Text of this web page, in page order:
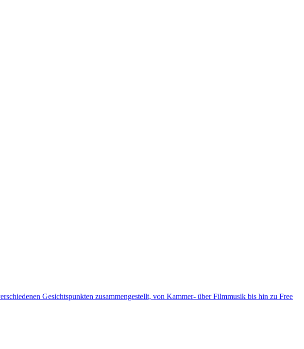
Gesichtspunkten zusammengestellt, von Kammer- über Filmmusik bis hin zu Free